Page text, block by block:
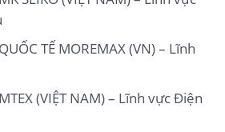
TẾ MOREMAX (VN) – Lĩnh
(VIỆT NAM) – Lĩnh vực Điện